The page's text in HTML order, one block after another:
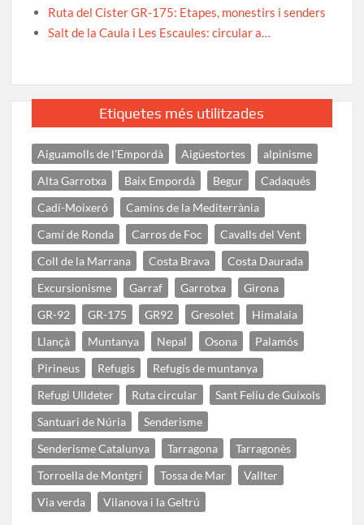
Ruta del Cister GR-175: Etapes, monestirs i senders
Salt de la Caula i Les Escaules: circular a…
Etiquetes més utilitzades
Aiguamolls de l'Empordà Aigüestortes
alpinisme
Alta Garrotxa
Baix Empordà Begur
Cadaqués
Cadí-Moixeró
Camins de la Mediterrània
Camí de Ronda
Carros de Foc
Cavalls del Vent
Coll de la Marrana
Costa Brava
Costa Daurada
Excursionisme
Garraf Garrotxa
Girona
GR-92
GR-175 GR92 Gresolet
Himalaia
Llançà
Muntanya Nepal Osona
Palamós
Pirineus
Refugis
Refugis de muntanya
Refugi Ulldeter
Ruta circular
Sant Feliu de Guíxols
Santuari de Núria
Senderisme
Senderisme Catalunya
Tarragona
Tarragonès
Torroella de Montgrí
Tossa de Mar
Vallter
Via verda
Vilanova i la Geltrú